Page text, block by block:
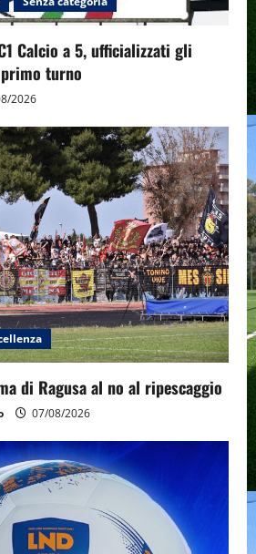
Calcio a 5, ufficializzati gli
turno
2026
di Ragusa al no al ripescaggio
07/08/2026